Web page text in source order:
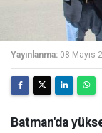
Yayınlanma: 08 Mayıs
Batman'da